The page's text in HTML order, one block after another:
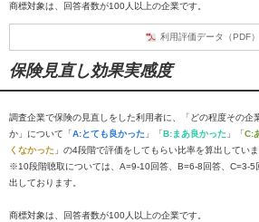
商標対象は、回答者数が100人以上の企業です。
利用評価データ（PDF）
保険見直し効果実感度
調査企業で保険の見直しをした利用者に、「どの程度その企
か」について「A:とても良かった 」「B:まあ良かった 」「C:
くなかった 」の4段階で評価をしてもらい比率を算出していま
※10段階聴取については、A=9-10回答、B=6-8回答、C=3-5
出しております。
商標対象は、回答者数が100人以上の企業です。